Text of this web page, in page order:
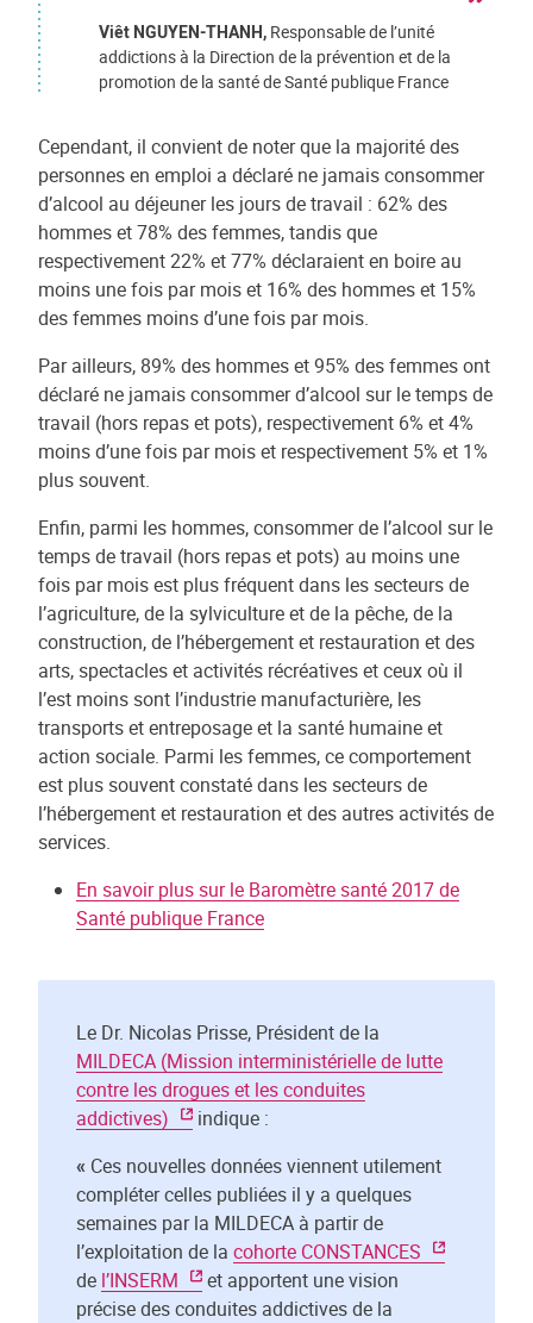
Viêt NGUYEN-THANH, Responsable de l’unité
addictions à la Direction de la prévention et de la
promotion de la santé de Santé publique France
Cependant, il convient de noter que la majorité des
personnes en emploi a déclaré ne jamais consommer
d’alcool au déjeuner les jours de travail : 62% des
hommes et 78% des femmes, tandis que
respectivement 22% et 77% déclaraient en boire au
moins une fois par mois et 16% des hommes et 15%
des femmes moins d’une fois par mois.
Par ailleurs, 89% des hommes et 95% des femmes ont
déclaré ne jamais consommer d’alcool sur le temps de
travail (hors repas et pots), respectivement 6% et 4%
moins d’une fois par mois et respectivement 5% et 1%
plus souvent.
Enfin, parmi les hommes, consommer de l’alcool sur le
temps de travail (hors repas et pots) au moins une
fois par mois est plus fréquent dans les secteurs de
l’agriculture, de la sylviculture et de la pêche, de la
construction, de l’hébergement et restauration et des
arts, spectacles et activités récréatives et ceux où il
l’est moins sont l’industrie manufacturière, les
transports et entreposage et la santé humaine et
action sociale. Parmi les femmes, ce comportement
est plus souvent constaté dans les secteurs de
l’hébergement et restauration et des autres activités de
services.
En savoir plus sur le Baromètre santé 2017 de
Santé publique France
Le Dr. Nicolas Prisse, Président de la
MILDECA (Mission interministérielle de lutte
contre les drogues et les conduites
addictives)
indique :
« Ces nouvelles données viennent utilement
compléter celles publiées il y a quelques
semaines par la MILDECA à partir de
l’exploitation de la cohorte CONSTANCES
de l’INSERM
et apportent une vision
précise des conduites addictives de la